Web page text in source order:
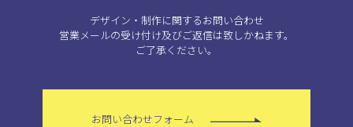
デザイン・制作に関するお問い合わせ
営業メールの受け付け及びご返信は致しかねます。
ご了承ください。
お問い合わせフォーム